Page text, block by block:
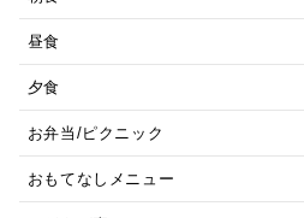
昼食
夕食
お弁当/ピクニック
おもてなしメニュー